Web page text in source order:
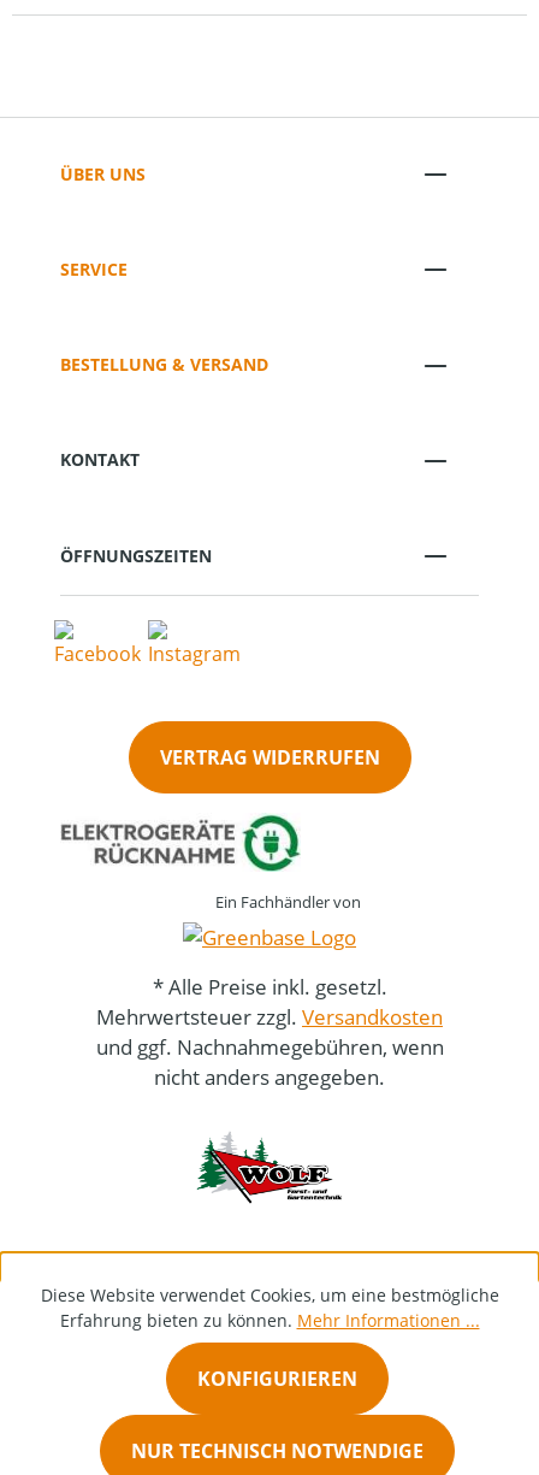
ÜBER UNS
SERVICE
BESTELLUNG & VERSAND
KONTAKT
ÖFFNUNGSZEITEN
VERTRAG WIDERRUFEN
Ein Fachhändler von
* Alle Preise inkl. gesetzl.
Mehrwertsteuer zzgl. Versandkosten
und ggf. Nachnahmegebühren, wenn
nicht anders angegeben.
Diese Website verwendet Cookies, um eine bestmögliche
Erfahrung bieten zu können. Mehr Informationen ...
NUR TECHNISCH NOTWENDIGE
KONFIGURIEREN